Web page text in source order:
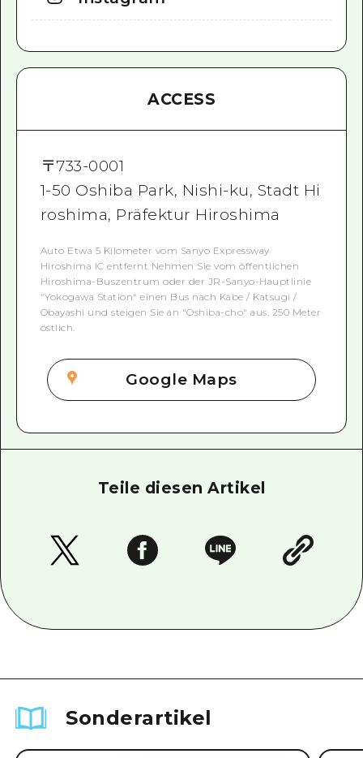
ACCESS
〒733-0001
1-50 Oshiba Park, Nishi-ku, Stadt Hi
roshima, Präfektur Hiroshima
Auto Etwa 5 Kilometer vom Sanyo Expressway
Hiroshima IC entfernt Nehmen Sie vom öffentlichen
Hiroshima-Buszentrum oder der JR-Sanyo-Hauptlinie
"Yokogawa Station" einen Bus nach Kabe / Katsugi /
Obayashi und steigen Sie an "Oshiba-cho" aus, 250 Meter
östlich.
Google Maps
Teile diesen Artikel
Sonderartikel